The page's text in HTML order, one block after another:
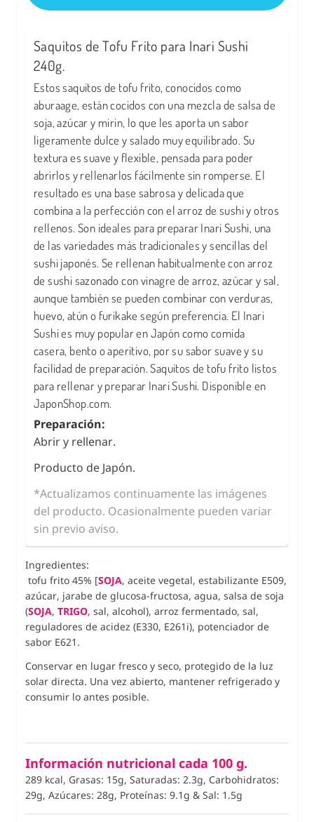
Saquitos de Tofu Frito para Inari Sushi
240g.
Estos saquitos de tofu frito, conocidos como
aburaage, están cocidos con una mezcla de salsa de
soja, azúcar y mirin, lo que les aporta un sabor
ligeramente dulce y salado muy equilibrado. Su
textura es suave y flexible, pensada para poder
abrirlos y rellenarlos fácilmente sin romperse. El
resultado es una base sabrosa y delicada que
combina a la perfección con el arroz de sushi y otros
rellenos. Son ideales para preparar Inari Sushi, una
de las variedades más tradicionales y sencillas del
sushi japonés. Se rellenan habitualmente con arroz
de sushi sazonado con vinagre de arroz, azúcar y sal,
aunque también se pueden combinar con verduras,
huevo, atún o furikake según preferencia. El Inari
Sushi es muy popular en Japón como comida
casera, bento o aperitivo, por su sabor suave y su
facilidad de preparación. Saquitos de tofu frito listos
para rellenar y preparar Inari Sushi. Disponible en
JaponShop.com.
Preparación:
Abrir y rellenar.
Producto de Japón.
*Actualizamos continuamente las imágenes
del producto. Ocasionalmente pueden variar
sin previo aviso.
Ingredientes:
tofu frito 45% [SOJA, aceite vegetal, estabilizante E509,
azúcar, jarabe de glucosa-fructosa, agua, salsa de soja
(SOJA, TRIGO, sal, alcohol), arroz fermentado, sal,
reguladores de acidez (E330, E261i), potenciador de
sabor E621.
Conservar en lugar fresco y seco, protegido de la luz
solar directa. Una vez abierto, mantener refrigerado y
consumir lo antes posible.
Información nutricional cada 100 g.
289 kcal, Grasas: 15g, Saturadas: 2.3g, Carbohidratos:
29g, Azúcares: 28g, Proteínas: 9.1g & Sal: 1.5g